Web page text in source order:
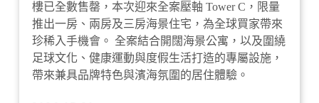
樓已全數售罄，本次迎來全案壓軸 Tower C，限量
推出一房、兩房及三房海景住宅，為全球買家帶來
珍稀入手機會。 全案結合開闊海景公寓，以及圍繞
足球文化、健康運動與度假生活打造的專屬設施，
帶來兼具品牌特色與濱海氛圍的居住體驗。